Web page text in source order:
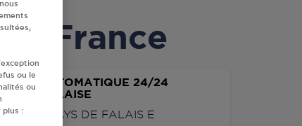
France
AUTOMATIQUE 24/24
FALAISE
DU PAYS DE FALAIS E
ou le
ou
plus :